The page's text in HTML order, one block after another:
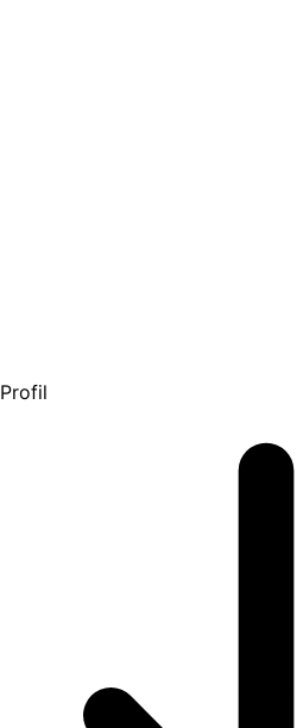
Profil